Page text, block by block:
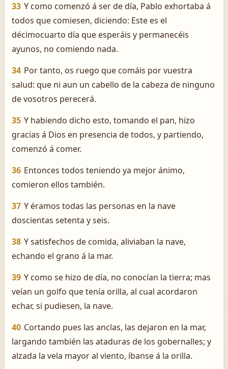
33 Y como comenzó á ser de día, Pablo exhortaba á
todos que comiesen, diciendo: Este es el
décimocuarto día que esperáis y permanecéis
ayunos, no comiendo nada.
34 Por tanto, os ruego que comáis por vuestra
salud: que ni aun un cabello de la cabeza de ninguno
de vosotros perecerá.
35 Y habiendo dicho esto, tomando el pan, hizo
gracias á Dios en presencia de todos, y partiendo,
comenzó á comer.
36 Entonces todos teniendo ya mejor ánimo,
comieron ellos también.
37 Y éramos todas las personas en la nave
doscientas setenta y seis.
38 Y satisfechos de comida, aliviaban la nave,
echando el grano á la mar.
39 Y como se hizo de día, no conocían la tierra; mas
veían un golfo que tenía orilla, al cual acordaron
echar, si pudiesen, la nave.
40 Cortando pues las anclas, las dejaron en la mar,
largando también las ataduras de los gobernalles; y
alzada la vela mayor al viento, íbanse á la orilla.